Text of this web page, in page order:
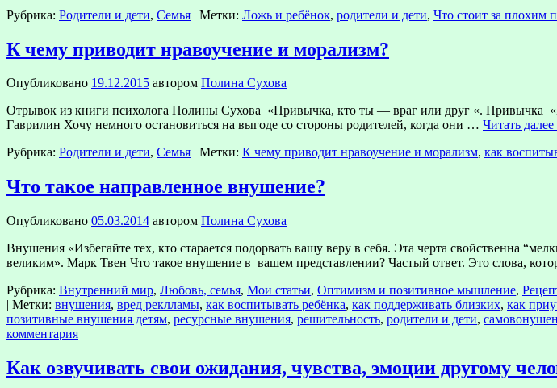
Рубрика: Родители и дети, Семья | Метки: Ложь и ребёнок, родители и дети, Что стоит за плохим
К чему приводит нравоучение и морализм?
Опубликовано 19.12.2015 автором Полина Сухова
Отрывок из книги психолога Полины Сухова «Привычка, кто ты — враг или друг «. Привычка
Гаврилин Хочу немного остановиться на выгоде со стороны родителей, когда они … Читать далее
Рубрика: Родители и дети, Семья | Метки: К чему приводит нравоучение и морализм, как
Что такое направленное внушение?
Опубликовано 05.03.2014 автором Полина Сухова
Внушения «Избегайте тех, кто старается подорвать вашу веру в себя. Эта черта свойственна
великим». Марк Твен Что такое внушение в вашем представлении? Частый ответ. Это слова,
Рубрика: Внутренний мир, Любовь, семья, Мои статьи, Оптимизм и позитивное мышление,
| Метки: внушения, вред реклламы, как воспитывать ребёнка, как поддерживать близких, как
позитивные внушения детям, ресурсные внушения, решительность, родители и дети,
комментария
Как озвучивать свои ожидания, чувства, эмоции другому